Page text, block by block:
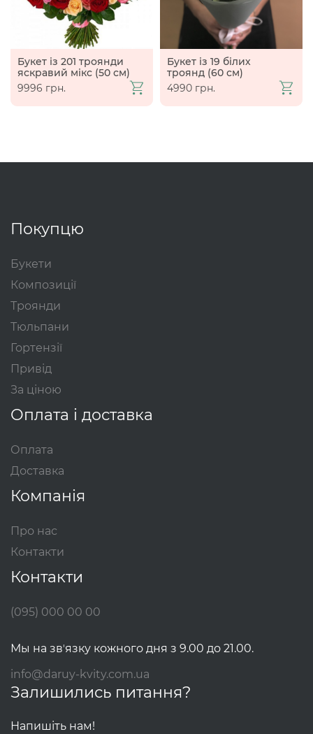
Букет із 201 троянди
яскравий мікс (50 см)
9996 грн.
Букет із 19 білих
троянд (60 см)
4990 грн.
Покупцю
Букети
Композиції
Троянди
Тюльпани
Гортензії
Привід
За ціною
Оплата і доставка
Оплата
Доставка
Компанія
Про нас
Контакти
Контакти
(095) 000 00 00
Мы на звʼязку кожного дня з 9.00 до 21.00.
info@daruy-kvity.com.ua
Залишились питання?
Напишіть нам!